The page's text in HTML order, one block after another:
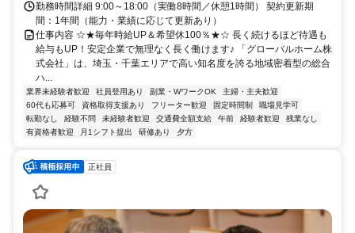
勤務時間詳細 9:00～18:00（実働8時間／休憩1時間） 契約更新期
間：1年間（能⼒・業績に応じて更新あり）
仕事内容 ☆★毎年時給UP＆希望休100％★☆ 長く続けるほど待遇も
給与もUP！安定企業で無理なく長く働けます♪ 「グローバルホーム株
式会社」は、埼玉・千葉エリアで高い知名度を誇る地域密着型の総合
ハ...
業界未経験者歓迎 社員登用あり 副業・WワークOK
主婦・主夫歓迎
60代も応募可
資格取得支援あり フリーター歓迎 固定時間制
職場見学可
転勤なし
経験不問 未経験者歓迎 交通費全額支給 午前 経験者歓迎
残業なし
有資格者歓迎
月1シフト提出 研修あり 夕方
正社員